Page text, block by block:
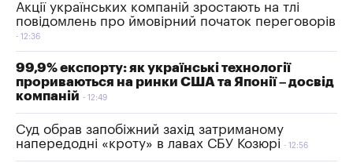
Акції українських компаній зростають на тлі
повідомлень про ймовірний початок переговорів
12:36
99,9% експорту: як українські технології
прориваються на ринки США та Японії – досвід
компаній
12:49
Суд обрав запобіжний захід затриманому
напередодні «кроту» в лавах СБУ Козюрі
12:56